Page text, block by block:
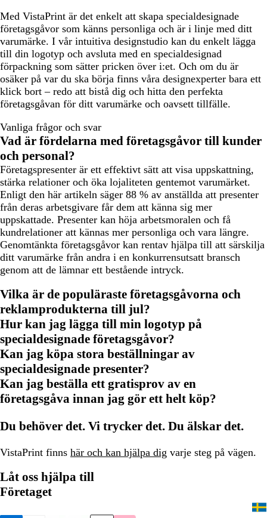
Med VistaPrint är det enkelt att skapa specialdesignade
företagsgåvor som känns personliga och är i linje med ditt
varumärke. I vår intuitiva designstudio kan du enkelt lägga
till din logotyp och avsluta med en specialdesignad
förpackning som sätter pricken över i:et. Och om du är
osäker på var du ska börja finns våra designexperter bara ett
klick bort – redo att bistå dig och hitta den perfekta
företagsgåvan för ditt varumärke och oavsett tillfälle.
Vanliga frågor och svar
Vad är fördelarna med företagsgåvor till kunder
och personal?
Företagspresenter är ett effektivt sätt att visa uppskattning,
stärka relationer och öka lojaliteten gentemot varumärket.
Enligt den här artikeln säger 88 % av anställda att presenter
från deras arbetsgivare får dem att känna sig mer
uppskattade. Presenter kan höja arbetsmoralen och få
kundrelationer att kännas mer personliga och vara längre.
Genomtänkta företagsgåvor kan rentav hjälpa till att särskilja
ditt varumärke från andra i en konkurrensutsatt bransch
genom att de lämnar ett bestående intryck.
Vilka är de populäraste företagsgåvorna och
reklamprodukterna till jul?
Hur kan jag lägga till min logotyp på
specialdesignade företagsgåvor?
Kan jag köpa stora beställningar av
specialdesignade presenter?
Kan jag beställa ett gratisprov av en
företagsgåva innan jag gör ett helt köp?
Du behöver det. Vi trycker det. Du älskar det.
VistaPrint finns här och kan hjälpa dig varje steg på vägen.
Låt oss hjälpa till
Företaget